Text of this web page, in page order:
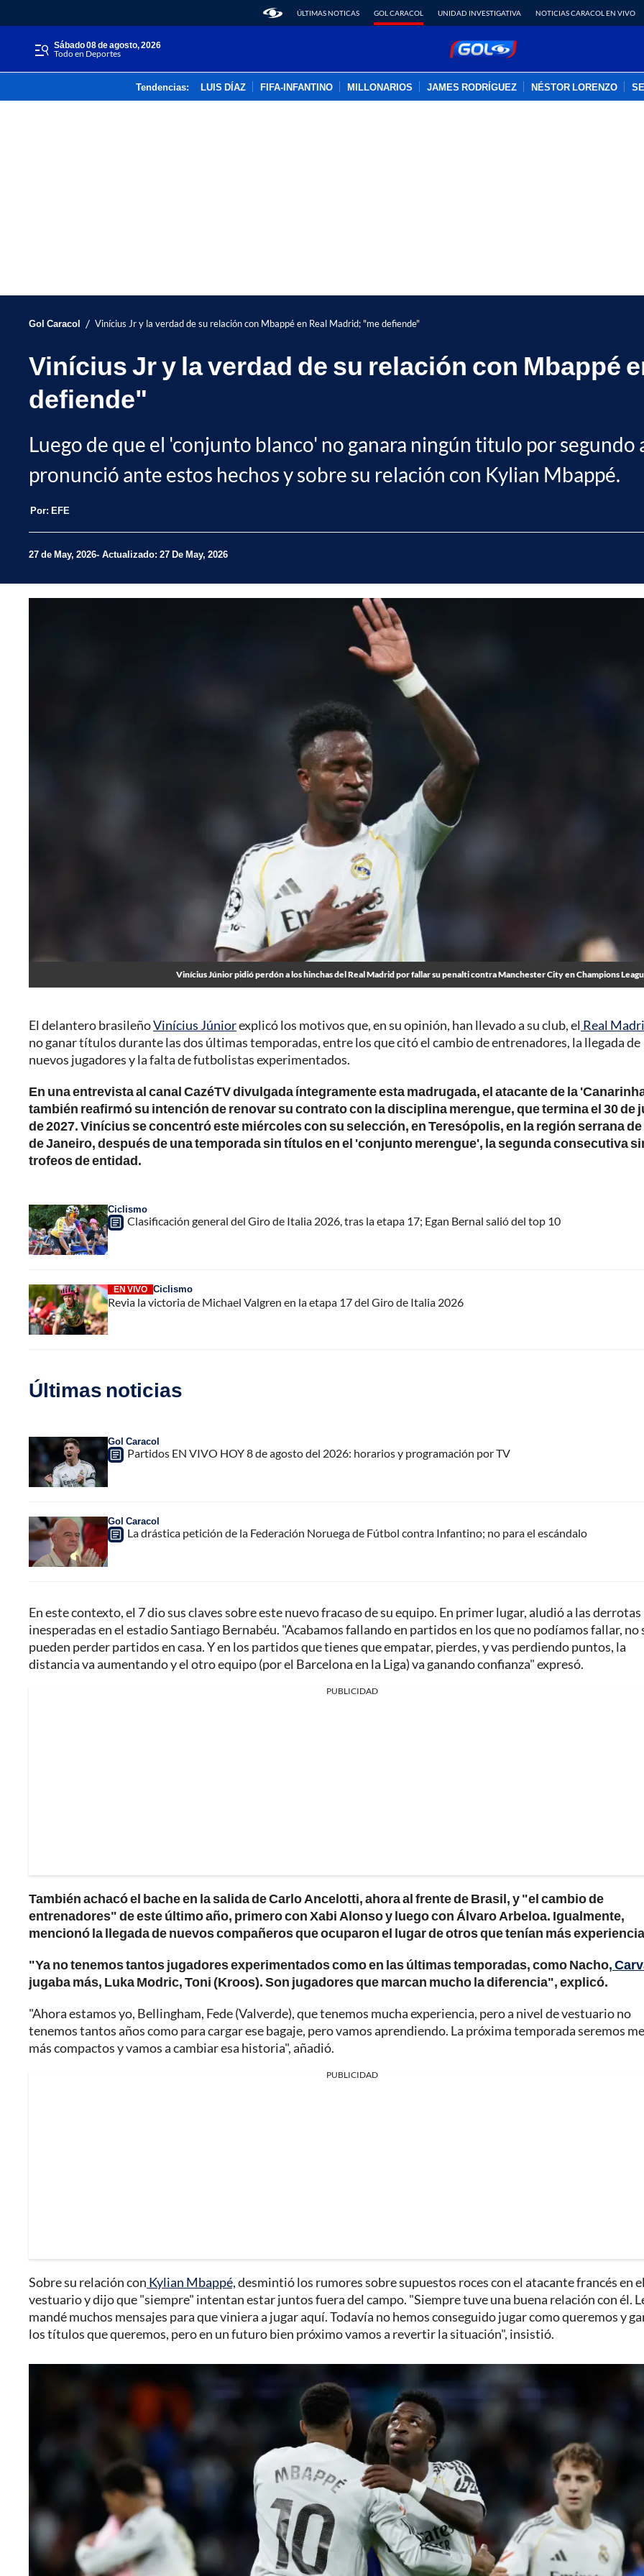
ÚLTIMAS NOTICAS GOL CARACOL UNIDAD INVESTIGATIVA NOTICIAS CARACOL EN VIVO
sábado 08 de agosto, 2026
Todo en Deportes
Tendencias: LUIS DÍAZ FIFA-INFANTINO MILLONARIOS JAMES RODRÍGUEZ NÉSTOR LORENZO
Gol Caracol / Vinícius Jr y la verdad de su relación con Mbappé en Real Madrid; "me defiende"
Vinícius Jr y la verdad de su relación con Mbappé
defiende"
Luego de que el 'conjunto blanco' no ganara ningún titulo por segundo
pronunció ante estos hechos y sobre su relación con Kylian Mbappé.
Por: EFE
27 de May, 2026 Actualizado: 27 De May, 2026
Vinícius Júnior pidió perdón a los hinchas del Real Madrid por fallar su penalti contra Manchester City en Champions
El delantero brasileñoVinícius Júniorexplicó los motivos que, en su opinión, han llevado a su club, el Real
no ganar títulos durante las dos últimas temporadas, entre los que citó el cambio de entrenadores, la llegada de
nuevos jugadores y la falta de futbolistas experimentados.
En una entrevista al canal CazéTV divulgada íntegramente esta madrugada, el atacante de la
también reafirmó su intención de renovar su contrato con la disciplina merengue, que termina el 30 de
de 2027. Vinícius se concentró este miércoles con su selección, en Teresópolis, en la región serrana
de Janeiro, después de una temporada sin títulos en el 'conjunto merengue', la segunda consecutiva
trofeos de entidad.
Ciclismo
Clasificación general del Giro de Italia 2026, tras la etapa 17; Egan Bernal salió del top 10
EN VIVO Ciclismo
Revia la victoria de Michael Valgren en la etapa 17 del Giro de Italia 2026
Últimas noticias
Gol Caracol
Partidos EN VIVO HOY 8 de agosto del 2026: horarios y programación por TV
Gol Caracol
La drástica petición de la Federación Noruega de Fútbol contra Infantino; no para el escándalo
En este contexto, el 7 dio sus claves sobre este nuevo fracaso de su equipo. En primer lugar, aludió a las derrotas
inesperadas en el estadio Santiago Bernabéu. "Acabamos fallando en partidos en los que no podíamos fallar, no
pueden perder partidos en casa. Y en los partidos que tienes que empatar, pierdes, y vas perdiendo puntos, la
distancia va aumentando y el otro equipo (por el Barcelona en la Liga) va ganando confianza" expresó.
PUBLICIDAD
También achacó el bache en la salida de Carlo Ancelotti, ahora al frente de Brasil, y "el cambio de
entrenadores" de este último año, primero con Xabi Alonso y luego con Álvaro Arbeloa. Igualmente,
mencionó la llegada de nuevos compañeros que ocuparon el lugar de otros que tenían más
"Ya no tenemos tantos jugadores experimentados como en las últimas temporadas, como Nacho,
jugaba más, Luka Modric, Toni (Kroos). Son jugadores que marcan mucho la diferencia", explicó.
"Ahora estamos yo, Bellingham, Fede (Valverde), que tenemos mucha experiencia, pero a nivel de vestuario no
tenemos tantos años como para cargar ese bagaje, pero vamos aprendiendo. La próxima temporada seremos
más compactos y vamos a cambiar esa historia", añadió.
PUBLICIDAD
Sobre su relación con Kylian Mbappé,desmintió los rumores sobre supuestos roces con el atacante francés en
vestuario y dijo que "siempre" intentan estar juntos fuera del campo. "Siempre tuve una buena relación con él.
mandé muchos mensajes para que viniera a jugar aquí. Todavía no hemos conseguido jugar como queremos y
los títulos que queremos, pero en un futuro bien próximo vamos a revertir la situación", insistió.